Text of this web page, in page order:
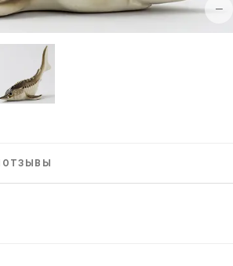
−
ОТЗЫВЫ